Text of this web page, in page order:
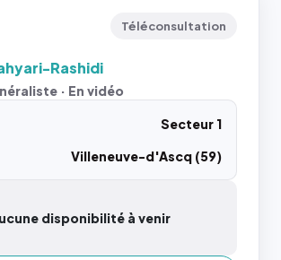
Téléconsultation
Rashidi
· En vidéo
Secteur 1
Villeneuve-d'Ascq (59)
disponibilité à venir